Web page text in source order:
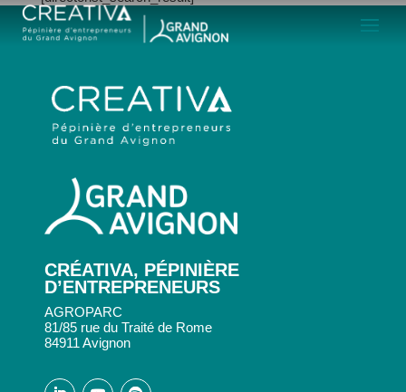
CRÉATIVA, PÉPINIÈRE
D’ENTREPRENEURS
AGROPARC
81/85 rue du Traité de Rome
84911 Avignon